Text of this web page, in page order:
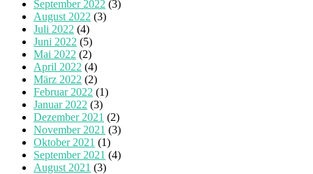
September 2022 (3)
August 2022 (3)
Juli 2022 (4)
Juni 2022 (5)
Mai 2022 (2)
April 2022 (4)
März 2022 (2)
Februar 2022 (1)
Januar 2022 (3)
Dezember 2021 (2)
November 2021 (3)
Oktober 2021 (1)
September 2021 (4)
August 2021 (3)